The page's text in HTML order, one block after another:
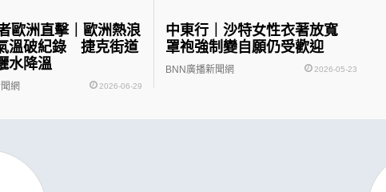
歐洲直擊｜歐洲熱浪
溫破紀錄 捷克街道
水降溫
網 2026-06-29
中東行｜沙特女性衣著放寬
罩袍強制變自願仍受歡迎
BNN廣播新聞網 2026-05-23